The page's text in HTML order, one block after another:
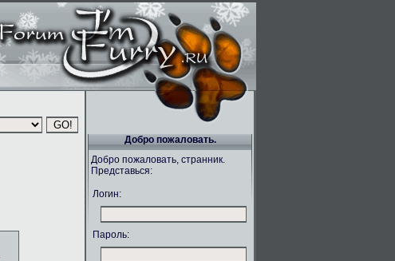
Добро пожаловать.
Добро пожаловать, странник.
Представься:
Логин:
Пароль: